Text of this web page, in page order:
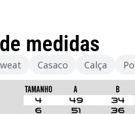
medidas
Casaco Calça